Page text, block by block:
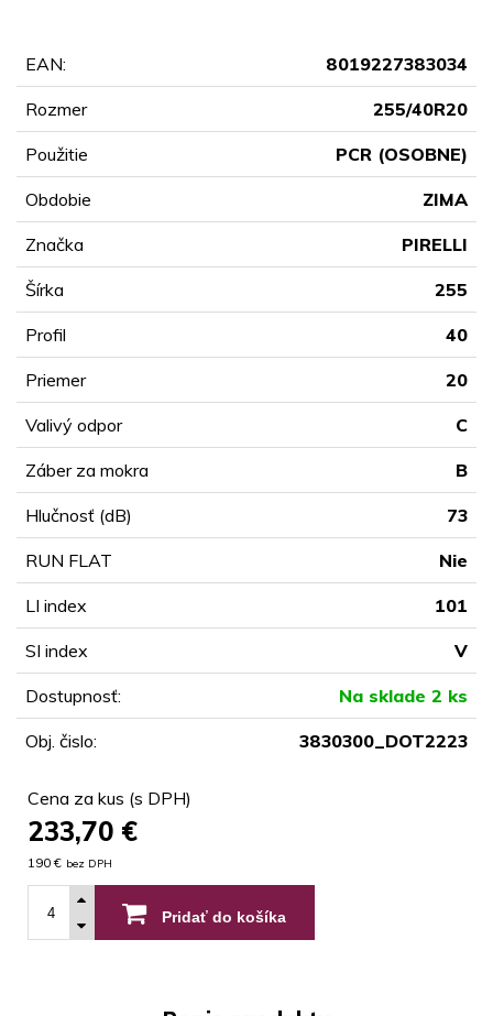
EAN: 8019227383034
Rozmer 255/40R20
Použitie PCR (OSOBNE)
Obdobie ZIMA
Značka PIRELLI
Šírka 255
Profil 40
Priemer 20
Valivý odpor C
Záber za mokra B
Hlučnosť (dB) 73
RUN FLAT Nie
LI index 101
SI index V
Dostupnosť: Na sklade 2 ks
Obj. čislo: 3830300_DOT2223
Cena za kus (s DPH)
233,70 €
190 € bez DPH
Pridať do košíka